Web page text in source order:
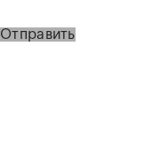
Отправить